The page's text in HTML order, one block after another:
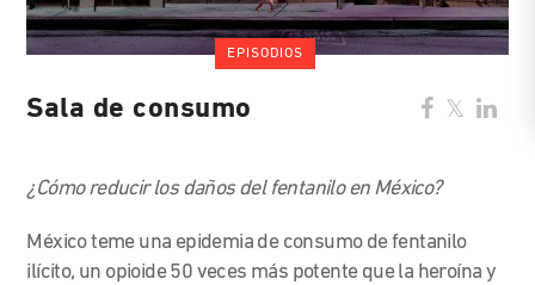
EPISODIOS
Sala de consumo
¿Cómo reducir los daños del fentanilo en México?
México teme una epidemia de consumo de fentanilo
ilícito, un opioide 50 veces más potente que la heroína y